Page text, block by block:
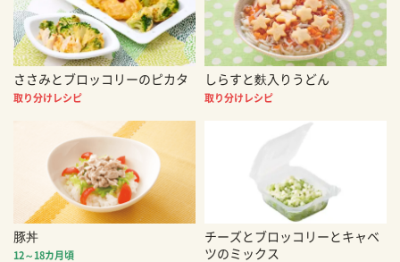
ささみとブロッコリーのピカタ
取り分けレシピ
しらすと麩入りうどん
取り分けレシピ
豚丼
12～18カ月頃
チーズとブロッコリーとキャベ
ツのミックス